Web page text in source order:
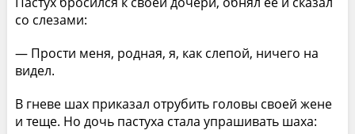
со слезами:
— Прости меня, родная, я, как слепой, ничего на
видел.
В гневе шах приказал отрубить головы своей жене
и теще. Но дочь пастуха стала упрашивать шаха: